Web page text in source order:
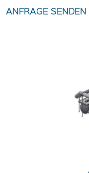
ANFRAGE SENDEN